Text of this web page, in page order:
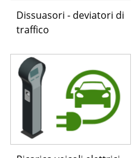
Dissuasori - deviatori di
traffico